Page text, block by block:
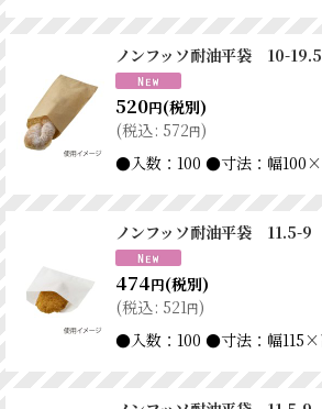
ノンフッソ耐油平袋 10-
520円(税別)
(税込: 572円)
●入数：100 ●寸法：幅100×
ノンフッソ耐油平袋 11.5-
474円(税別)
(税込: 521 円)
●入数：100 ●寸法：幅115×